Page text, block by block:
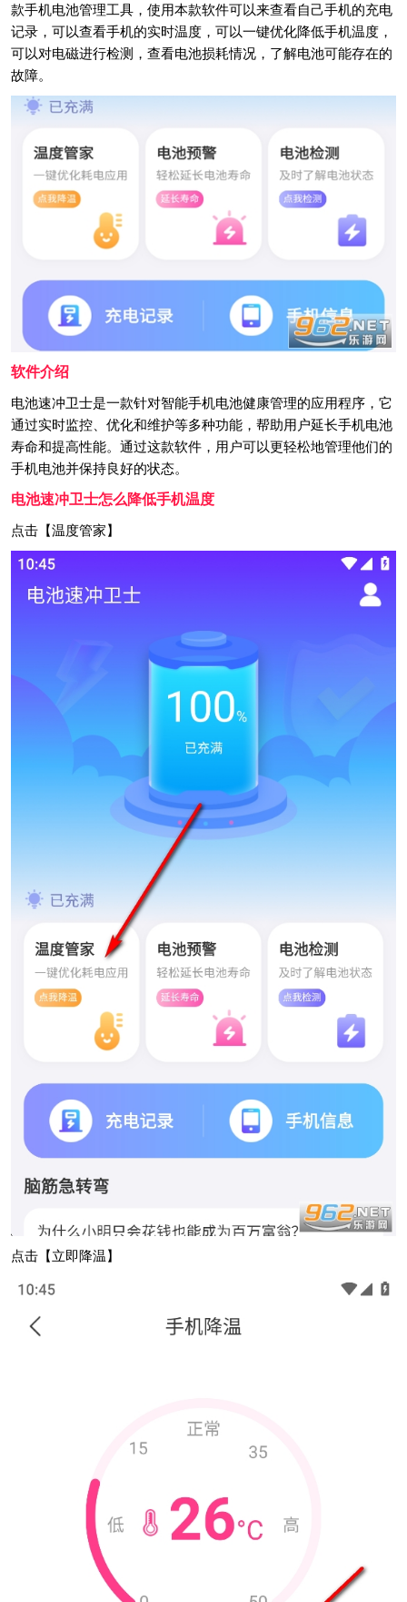
款手机电池管理工具，使用本款软件可以来查看自己手机的充电
记录，可以查看手机的实时温度，可以一键优化降低手机温度，
可以对电磁进行检测，查看电池损耗情况，了解电池可能存在的
故障。
软件介绍
电池速冲卫士是一款针对智能手机电池健康管理的应用程序，它
通过实时监控、优化和维护等多种功能，帮助用户延长手机电池
寿命和提高性能。通过这款软件，用户可以更轻松地管理他们的
手机电池并保持良好的状态。
电池速冲卫士怎么降低手机温度
点击【温度管家】
点击【立即降温】